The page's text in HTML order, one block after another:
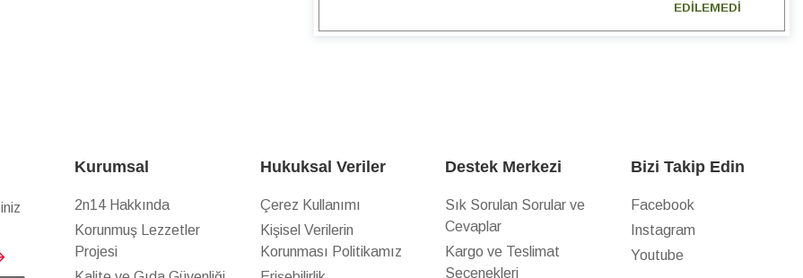
EDİLEMEDİ
Kurumsal
2n14 Hakkında
Korunmuş Lezzetler
Projesi
Hukuksal Veriler
Çerez Kullanımı
Kişisel Verilerin
Korunması Politikamız
Bizi Takip Edin
Facebook
Instagram
Youtube
Destek Merkezi
Sık Sorulan Sorular ve
Cevaplar
Kargo ve Teslimat
Seçenekleri